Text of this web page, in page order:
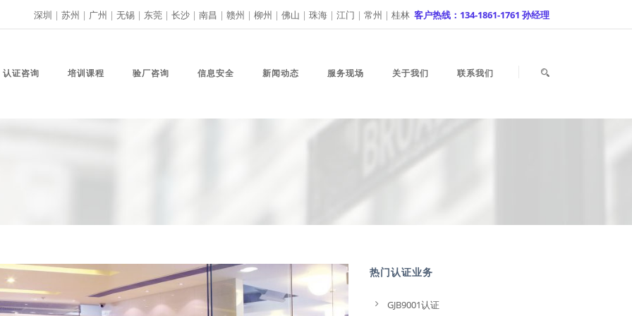
深圳 | 苏州 | 广州 | 无锡 | 东莞 | 长沙 | 南昌 | 赣州 | 柳州 | 佛山 | 珠海 | 江门 | 常州 | 桂林 客户热线：134-1861-1761 孙经理
认证咨询 培训课程 验厂咨询 信息安全 新闻动态 服务现场 关于我们 联系我们
热门认证业务
GJB9001认证